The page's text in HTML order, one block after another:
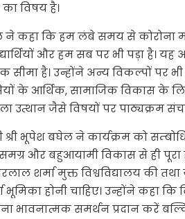
का विषय है।
ने कहा कि हम लंबे समय से कोरोना
और हम सब पर भी पड़ा है।
सीमा है। उन्होंने अन्य विकल्पों पर
के आर्थिक, सामाजिक विकास के लिए
उत्थान जैसे विषयों पर पाठ्यक्रम
श्री भूपेश बघेल ने कार्यक्रम को
और बहुआयामी विकास से ही
शर्मा मुक्त विश्वविद्यालय की
भूमिका होनी चाहिए। उन्होंने कहा कि
भावनात्मक समर्थन प्रदान करें